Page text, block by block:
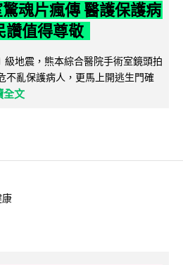
魂片瘋傳 醫護保護病
讚值得尊敬
地震，熊本綜合醫院手術室鏡頭拍
不亂保護病人，更馬上開逃生門確
全文